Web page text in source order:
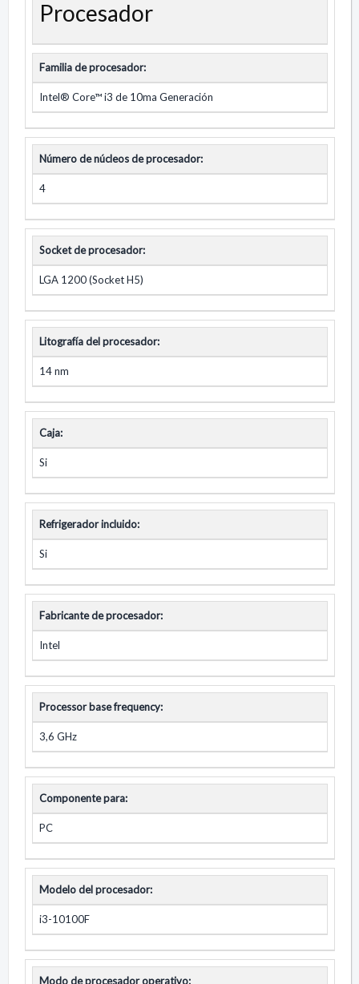
Procesador
Familia de procesador:
Intel® Core™ i3 de 10ma Generación
Número de núcleos de procesador:
4
Socket de procesador:
LGA 1200 (Socket H5)
Litografía del procesador:
14 nm
Caja:
Si
Refrigerador incluido:
Si
Fabricante de procesador:
Intel
Processor base frequency:
3,6 GHz
Componente para:
PC
Modelo del procesador:
i3-10100F
Modo de procesador operativo: